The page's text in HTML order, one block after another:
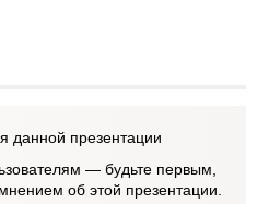
данной презентации
— будьте первым,
об этой презентации.